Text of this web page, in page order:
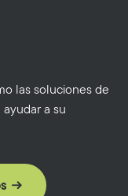
las soluciones de
a su